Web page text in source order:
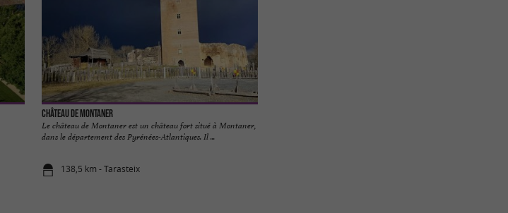
Château de Montaner
Le château de Montaner est un château fort situé à Montaner,
dans le département des Pyrénées-Atlantiques. Il ...
138,5 km - Tarasteix